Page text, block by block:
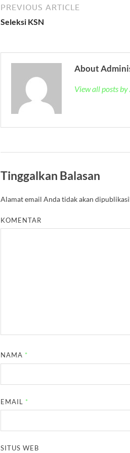
PREVIOUS ARTICLE
Seleksi KSN
About
View all posts
Tinggalkan Balasan
Alamat email Anda tidak akan
KOMENTAR
NAMA *
EMAIL *
SITUS WEB